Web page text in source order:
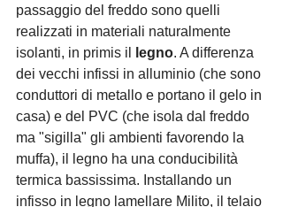
passaggio del freddo sono quelli
realizzati in materiali naturalmente
isolanti, in primis il
legno. A differenza
dei vecchi infissi in alluminio (che sono
conduttori di metallo e portano il gelo in
casa) e del PVC (che isola dal freddo
ma "sigilla" gli ambienti favorendo la
muffa), il legno ha una conducibilità
termica bassissima. Installando un
infisso in legno lamellare Milito, il telaio